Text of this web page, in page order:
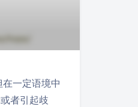
一定语境中
者引起歧